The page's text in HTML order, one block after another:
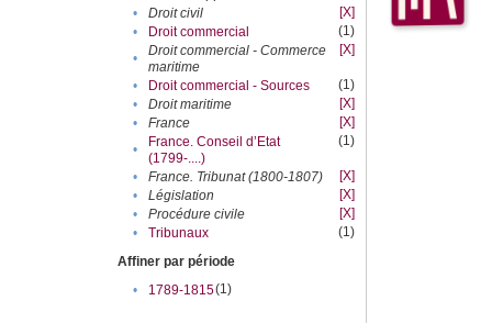
•
Droit civil
[X]
•
Droit commercial
(1)
•
Droit commercial - Commerce
maritime
[X]
• Droit commercial - Sources
(1)
•
Droit maritime
[X]
•
France
[X]
•
France. Conseil d’Etat
(1799-....)
(1)
• France. Tribunat (1800-1807)
[X]
•
Législation
[X]
•
Procédure civile
[X]
•
Tribunaux
(1)
Affiner par période
•
1789-1815(1)